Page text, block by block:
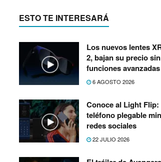
ESTO TE INTERESARÁ
Los nuevos lentes
2, bajan su precio
funciones avanzadas
6 AGOSTO 2026
Conoce al Light
teléfono plegable
redes sociales
22 JULIO 2026